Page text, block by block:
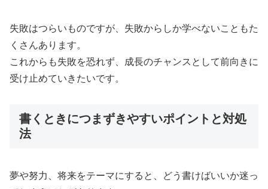
失敗はつらいものですが、失敗からしか学べないこともた
くさんあります。
これからも失敗を恐れず、成長のチャンスとして前向きに
受け止めていきたいです。
書くときにつまずきやすいポイントと対処
法
夢や努力、将来をテーマにすると、どう書けばいいか迷っ